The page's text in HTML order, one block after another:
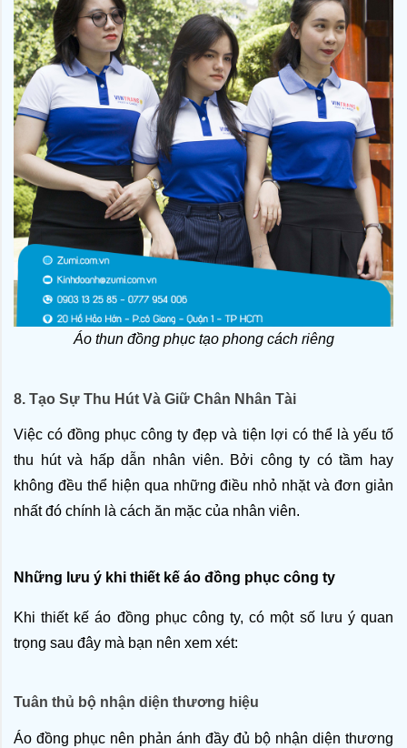
Áo thun đồng phục tạo phong cách riêng
8. Tạo Sự Thu Hút Và Giữ Chân Nhân Tài
Việc có đồng phục công ty đẹp và tiện lợi có thể là yếu tố
thu hút và hấp dẫn nhân viên. Bởi công ty có tầm hay
không đều thể hiện qua những điều nhỏ nhặt và đơn giản
nhất đó chính là cách ăn mặc của nhân viên.
Những lưu ý khi thiết kế áo đồng phục công ty
Khi thiết kế áo đồng phục công ty, có một số lưu ý quan
trọng sau đây mà bạn nên xem xét:
Tuân thủ bộ nhận diện thương hiệu
Áo đồng phục nên phản ánh đầy đủ bộ nhận diện thương